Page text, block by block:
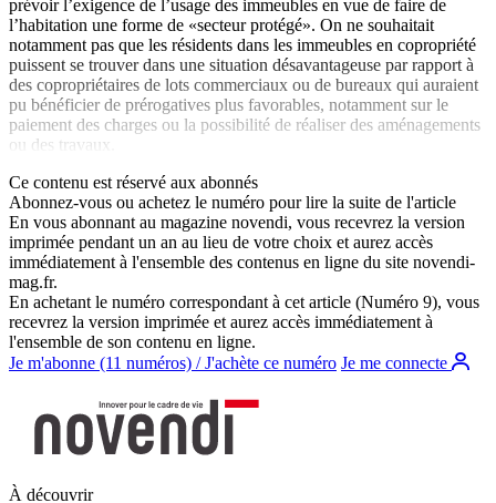
prévoir l’exigence de l’usage des immeubles en vue de faire de
l’habitation une forme de «secteur protégé». On ne souhaitait
notamment pas que les résidents dans les immeubles en copropriété
puissent se trouver dans une situation désavantageuse par rapport à
des copropriétaires de lots commerciaux ou de bureaux qui auraient
pu bénéficier de prérogatives plus favorables, notamment sur le
paiement des charges ou la possibilité de réaliser des aménagements
ou des travaux.
Ce contenu est réservé aux abonnés
Abonnez-vous ou achetez le numéro pour lire la suite de l'article
En vous abonnant au magazine novendi, vous recevrez la version
imprimée pendant un an au lieu de votre choix et aurez accès
immédiatement à l'ensemble des contenus en ligne du site novendi-
mag.fr.
En achetant le numéro correspondant à cet article (Numéro 9), vous
recevrez la version imprimée et aurez accès immédiatement à
l'ensemble de son contenu en ligne.
Je m'abonne (11 numéros) / J'achète ce numéro Je me connecte
À découvrir